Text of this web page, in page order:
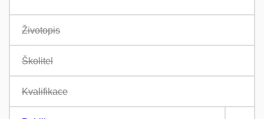
Životopis
Školitel
Kvalifikace